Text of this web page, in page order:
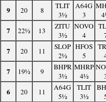
9 20 8
TLIT
3½
A64G
3
7 22½ 13
ZITU
3½
NOVO
4
7 20 11
SLOP
2½
HFOS
5
7 19½ 9
BHPR
3½
MHRP
4½
6 20 11
A64G
5½
TLIT
3½